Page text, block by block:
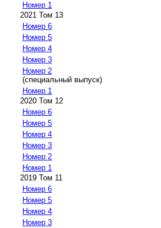
Номер 1
2021 Том 13
Номер 6
Номер 5
Номер 4
Номер 3
Номер 2
(специальный выпуск)
Номер 1
2020 Том 12
Номер 6
Номер 5
Номер 4
Номер 3
Номер 2
Номер 1
2019 Том 11
Номер 6
Номер 5
Номер 4
Номер 3